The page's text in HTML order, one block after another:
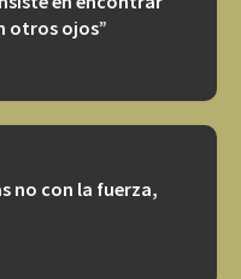
otros ojos”
no con la fuerza,